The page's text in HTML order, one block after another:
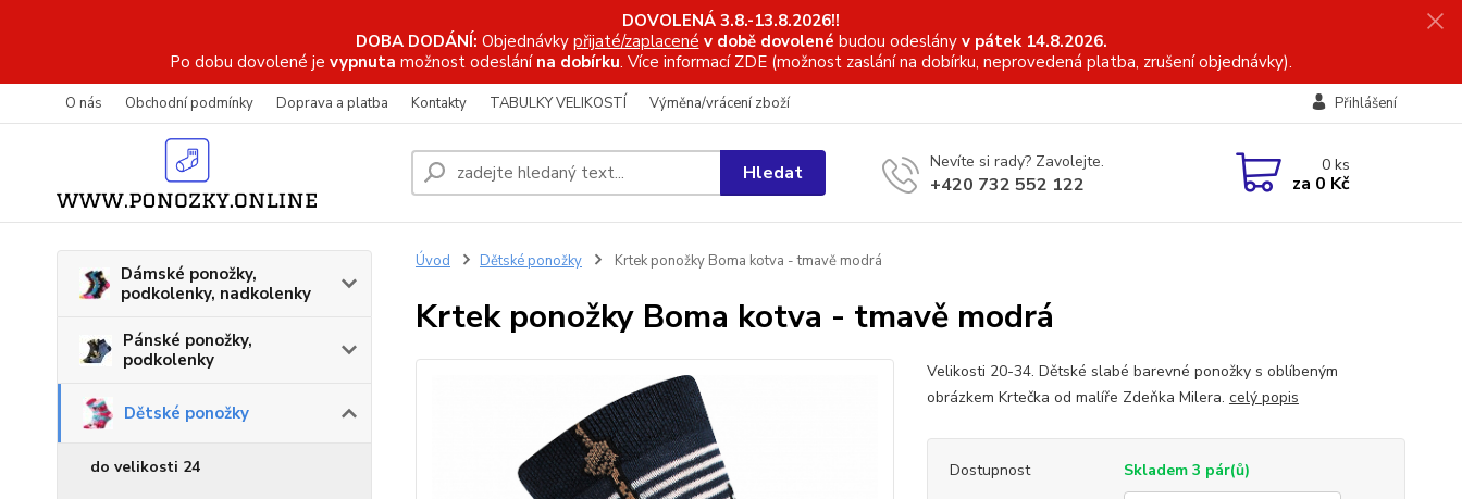
DOVOLENÁ 3.8.-13.8.2026!!
DOBA DODÁNÍ: Objednávky přijaté/zaplacené v době dovolené budou odeslány v pátek 14.8.2026.
Po dobu dovolené je vypnuta možnost odeslání na dobírku. Více informací ZDE (možnost zaslání na dobírku, neprovedená platba, zrušení objednávky).
O nás Obchodní podmínky Doprava a platba Kontakty TABULKY VELIKOSTÍ Výměna/vrácení zboží Přihlášení
Hledat Nevíte si rady? Zavolejte.
+420 732 552 122
0ks
za 0 Kč
Dámské ponožky,
podkolenky, nadkolenky
Pánské ponožky,
podkolenky
Dětské ponožky
do velikosti 24
Úvod Dětské ponožky Krtek ponožky Boma kotva - tmavě modrá
Krtek ponožky Boma kotva - tmavě modrá
Velikosti 20-34. Dětské slabé barevné ponožky s oblíbeným
obrázkem Krtečka od malíře Zdeňka Milera. celý popis
Dostupnost
Skladem 3 pár(ů)